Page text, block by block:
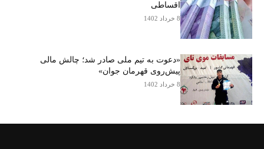
اقساطی
8 خرداد 1402
«دعوت به تیم ملی صادر شد؛ چالش مالی
پیش‌روی قهرمان جوان»
8 خرداد 1402